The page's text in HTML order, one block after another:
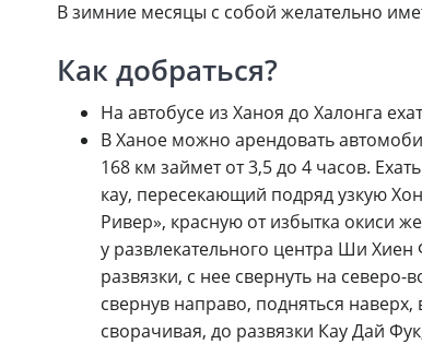
В зимние месяцы с собой желательно
Как добраться?
На автобусе из Ханоя до Халонга
В Ханое можно арендовать
168 км займет от 3,5 до 4 часов.
кау, пересекающий подряд узкую
Ривер», красную от избытка окиси
у развлекательного центра Ши
развязки, с нее свернуть на
свернув направо, подняться
сворачивая, до развязки Кау Дай